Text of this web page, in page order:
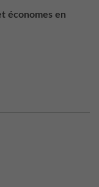
économes en